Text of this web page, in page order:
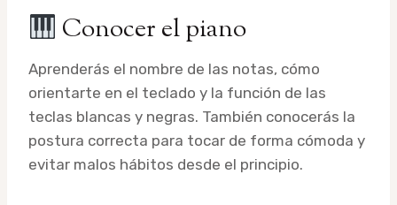
Conocer el piano
Aprenderás el nombre de las notas, cómo
orientarte en el teclado y la función de las
teclas blancas y negras. También conocerás la
postura correcta para tocar de forma cómoda y
evitar malos hábitos desde el principio.